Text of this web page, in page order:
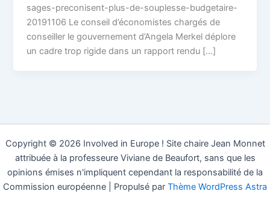
sages-preconisent-plus-de-souplesse-budgetaire-
20191106 Le conseil d’économistes chargés de
conseiller le gouvernement d’Angela Merkel déplore
un cadre trop rigide dans un rapport rendu […]
Copyright © 2026 Involved in Europe ! Site chaire Jean Monnet
attribuée à la professeure Viviane de Beaufort, sans que les
opinions émises n'impliquent cependant la responsabilité de la
Commission européenne | Propulsé par Thème WordPress Astra